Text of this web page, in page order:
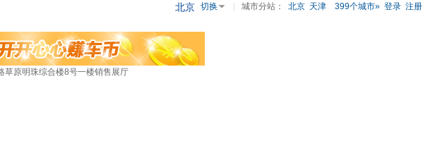
北京 切换 城市分站： 北京 天津 399个城市» 登录 注册
草原明珠综合楼8号一楼销售展厅